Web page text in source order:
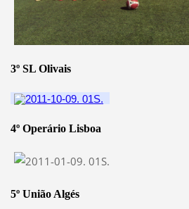
3º SL Olivais
4º Operário Lisboa
5º União Algés